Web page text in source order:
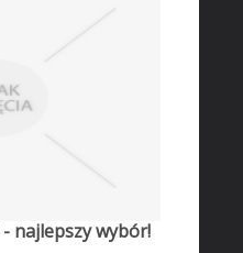
najlepszy wybór!